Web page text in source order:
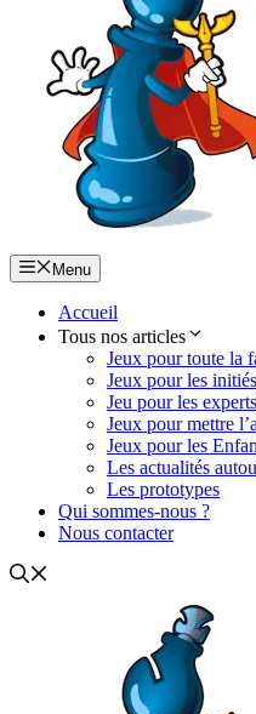
Menu
Accueil
Tous nos articles
Jeux pour toute la
Jeux pour les initiés
Jeu pour les experts
Jeux pour mettre
Jeux pour les
Les actualités
Les prototypes
Qui sommes-nous ?
Nous contacter